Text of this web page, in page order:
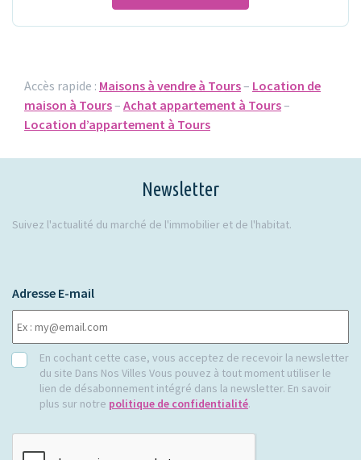
Accès rapide : Maisons à vendre à Tours– Location de
maison à Tours– Achat appartement à Tours–
Location d’appartement à Tours
Newsletter
Suivez l'actualité du marché de l'immobilier et de l'habitat.
Adresse E-mail
RGPDEn cochant cette case, vous acceptez de recevoir la newsletter
du site Dans Nos Villes Vous pouvez à tout moment utiliser le
lien de désabonnement intégré dans la newsletter. En savoir
plus sur notre politique de confidentialité.
CAPTCHA